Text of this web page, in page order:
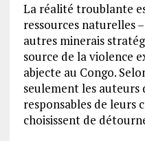
La réalité troublante
ressources naturelles
autres minerais
source de la violence
abjecte au Congo.
seulement les auteurs
responsables de leurs
choisissent de